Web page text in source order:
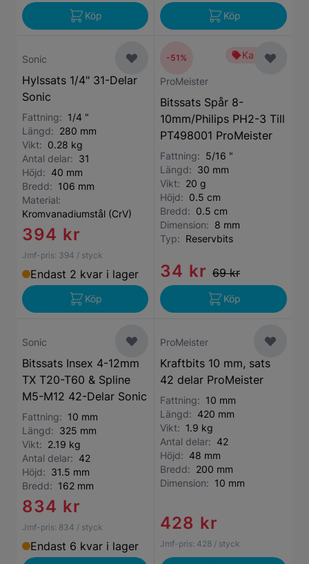
Köp Köp
Sonic
Hylssats 1/4" 31-Delar
Sonic
Fattning: 1/4 "
Längd: 280 mm
Vikt: 0.28 kg
Antal delar: 31
Höjd: 40 mm
Bredd: 106 mm
Material:
Kromvanadiumstål (CrV)
394 kr
Jmf-pris: 394 / styck
Endast 2 kvar i lager
Köp
Kampanj
ProMeister
Bitssats Spår 8-
10mm/Philips PH2-3 Till
PT498001 ProMeister
Fattning: 5/16 "
Längd: 30 mm
Vikt: 20 g
Höjd: 0.5 cm
Bredd: 0.5 cm
Dimension: 8 mm
Typ: Reservbits
34 kr 69 kr
-51%
Köp
Sonic
Bitssats Insex 4-12mm
TX T20-T60 & Spline
M5-M12 42-Delar Sonic
Fattning: 10 mm
Längd: 325 mm
Vikt: 2.19 kg
Antal delar: 42
Höjd: 31.5 mm
Bredd: 162 mm
834 kr
Jmf-pris: 834 / styck
Endast 6 kvar i lager
ProMeister
Kraftbits 10 mm, sats
42 delar ProMeister
Fattning: 10 mm
Längd: 420 mm
Vikt: 1.9 kg
Antal delar: 42
Höjd: 48 mm
Bredd: 200 mm
Dimension: 10 mm
428 kr
Jmf-pris: 428 / styck